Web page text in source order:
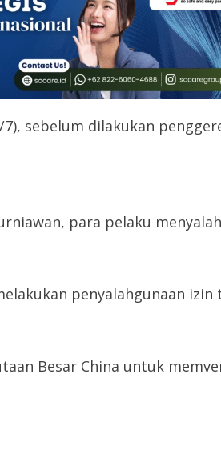
sebelum dilakukan
para pelaku
penyalahgunaan izin
Besar China untuk